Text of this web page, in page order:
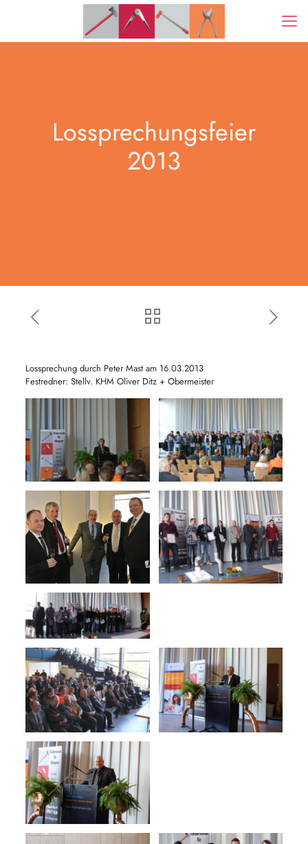
Lossprechungsfeier
2013
Lossprechung durch Peter Mast am 16.03.2013
Festredner: Stellv. KHM Oliver Ditz + Obermeister